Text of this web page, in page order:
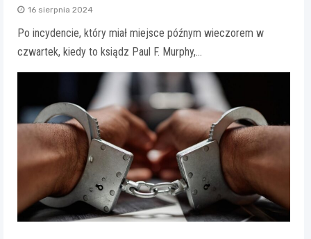
16 sierpnia 2024
Po incydencie, który miał miejsce późnym wieczorem w
czwartek, kiedy to ksiądz Paul F. Murphy,…